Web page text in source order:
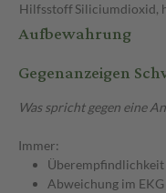
HilfsstoffSiliciumdioxid,
Aufbewahrung
Gegenanzeigen
Was spricht gegen eine
Immer:
Abweichung im